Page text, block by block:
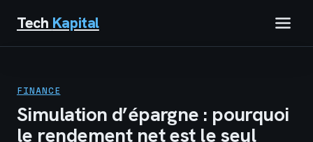
Tech Kapital
FINANCE
Simulation d’épargne : pourquoi
le rendement net est le seul